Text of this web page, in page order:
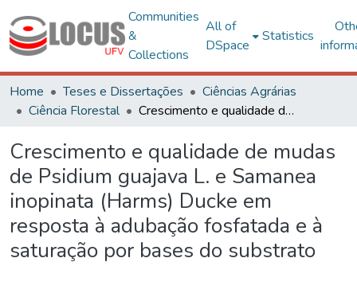
Communities
&
Collections
All of
DSpace
Statistics
Home Teses e Dissertações
Ciências Agrárias
Ciência Florestal
Crescimento e qualidade de mudas de Psidium guajava L. e Samanea inopinata (Harms) Ducke em resposta à adubação fosfatada e à saturação por bases do substrato
Crescimento e qualidade de mudas
de Psidium guajava L. e Samanea
inopinata (Harms) Ducke em
resposta à adubação fosfatada e à
saturação por bases do substrato